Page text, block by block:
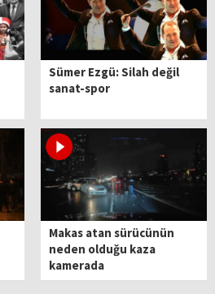
Sümer Ezgü: Silah değil
sanat-spor
Makas atan sürücünün
neden olduğu kaza
kamerada